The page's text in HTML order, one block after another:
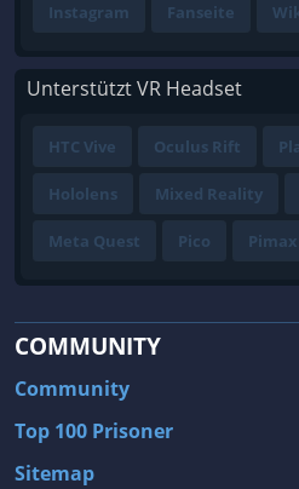
Instagram Fanseite
Unterstützt VR Headset
HTC Vive Oculus Rift
Hololens Mixed Reality
Meta Quest Pico Pimax
COMMUNITY
Community
Top 100 Prisoner
Sitemap